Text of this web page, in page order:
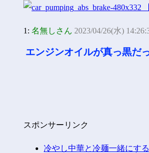
1: 名無しさん 2023/04/26(水)
エンジンオイルが真っ黒だ
スポンサーリンク
冷やし中華と冷麺一緒にす